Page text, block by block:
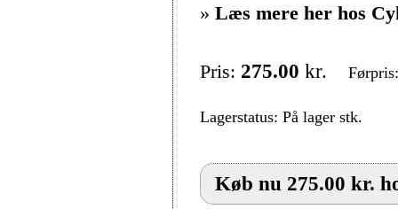
» Læs mere her hos
Pris: 275.00 kr.
Lagerstatus: På lager stk.
Køb nu 275.00 kr.